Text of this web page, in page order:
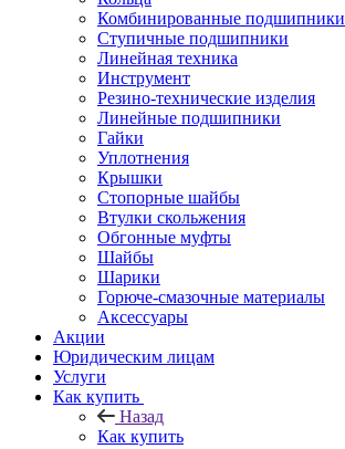
Комбинированные подшипники
Ступичные подшипники
Линейная техника
Инструмент
Резино-технические изделия
Линейные подшипники
Гайки
Уплотнения
Крышки
Стопорные шайбы
Втулки скольжения
Обгонные муфты
Шайбы
Шарики
Горюче-смазочные материалы
Аксессуары
Акции
Юридическим лицам
Услуги
Как купить
Назад
Как купить